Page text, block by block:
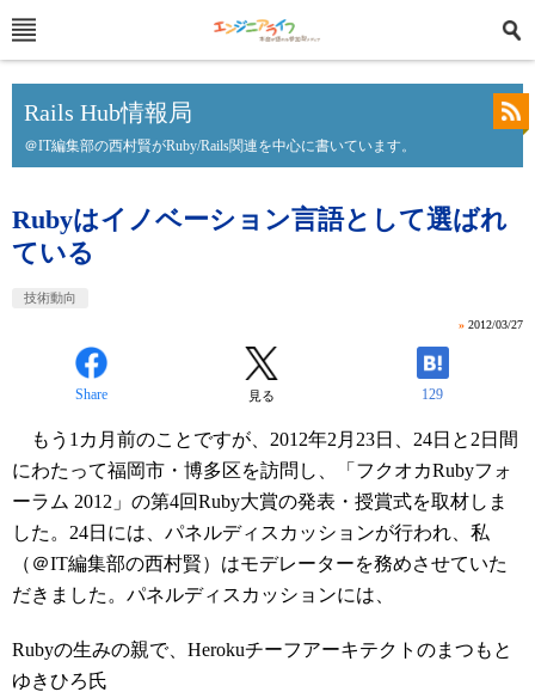
Rails Hub情報局
＠IT編集部の西村賢がRuby/Rails関連を中心に書いています。
Rubyはイノベーション言語として選ばれ
ている
技術動向
» 2012/03/27
Share 見る 129
もう1カ月前のことですが、2012年2月23日、24日と2日間
にわたって福岡市・博多区を訪問し、「フクオカRubyフォ
ーラム 2012」の第4回Ruby大賞の発表・授賞式を取材しま
した。24日には、パネルディスカッションが行われ、私
（＠IT編集部の西村賢）はモデレーターを務めさせていた
だきました。パネルディスカッションには、
Rubyの生みの親で、Herokuチーフアーキテクトのまつもと
ゆきひろ氏